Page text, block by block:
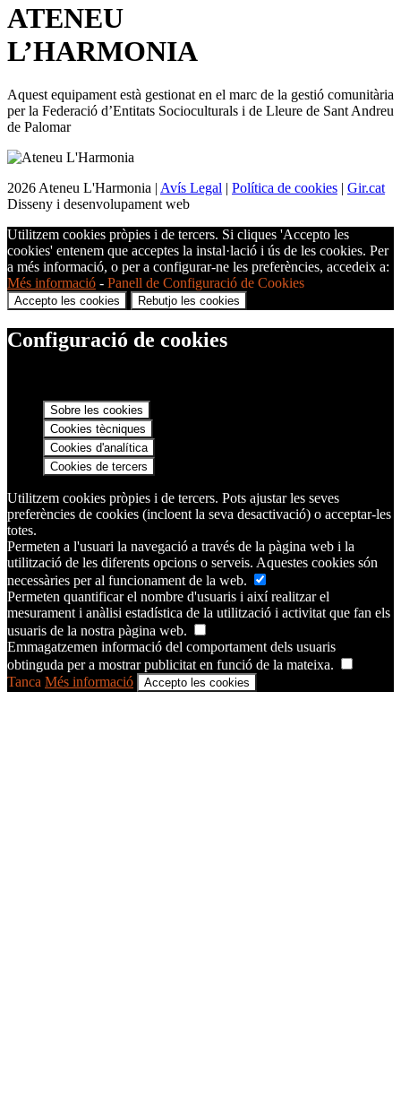
ATENEU
L’HARMONIA
Aquest equipament està gestionat en el marc de la gestió comunitària
per la Federació d’Entitats Socioculturals i de Lleure de Sant Andreu
de Palomar
2026 Ateneu L'Harmonia | Avís Legal | Política de cookies | Gir.cat
Disseny i desenvolupament web
Utilitzem cookies pròpies i de tercers. Si cliques 'Accepto les
cookies' entenem que acceptes la instal·lació i ús de les cookies. Per
a més informació, o per a configurar-ne les preferències, accedeix a:
Més informació - Panell de Configuració de Cookies
Accepto les cookies Rebutjo les cookies
Configuració de cookies
Sobre les cookies
Cookies tècniques
Cookies d'analítica
Cookies de tercers
Utilitzem cookies pròpies i de tercers. Pots ajustar les seves
preferències de cookies (incloent la seva desactivació) o acceptar-les
totes.
Permeten a l'usuari la navegació a través de la pàgina web i la
utilització de les diferents opcions o serveis. Aquestes cookies són
necessàries per al funcionament de la web.
Permeten quantificar el nombre d'usuaris i així realitzar el
mesurament i anàlisi estadística de la utilització i activitat que fan els
usuaris de la nostra pàgina web.
Emmagatzemen informació del comportament dels usuaris
obtinguda per a mostrar publicitat en funció de la mateixa.
Tanca Més informació Accepto les cookies